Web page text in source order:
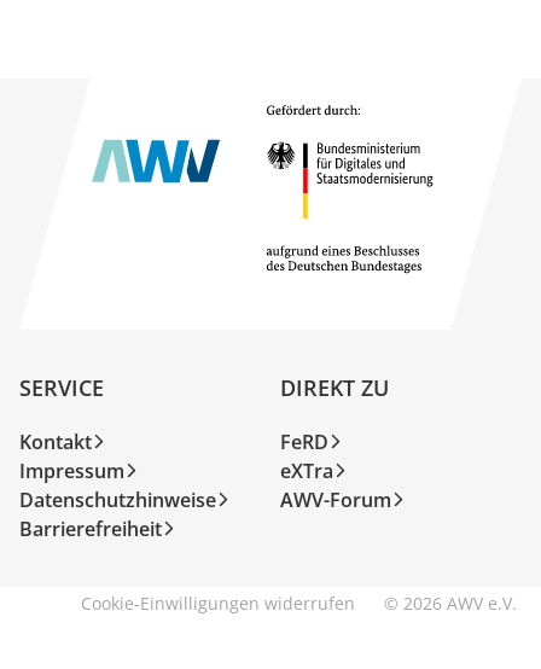
SERVICE
Kontakt
Impressum
Datenschutzhinweise
Barrierefreiheit
DIREKT ZU
FeRD
eXTra
AWV-Forum
Cookie-Einwilligungen widerrufen © 2026 AWV e.V.